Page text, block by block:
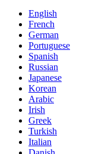
English
French
German
Portuguese
Spanish
Russian
Japanese
Korean
Arabic
Irish
Greek
Turkish
Italian